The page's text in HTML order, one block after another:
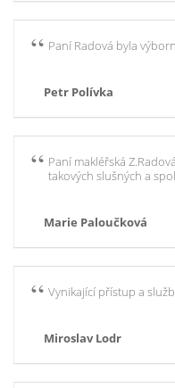
Paní Radová byla
Petr Polívka
Paní makléřská
takových slušných a
Marie Paloučková
Vynikající přístup a
Miroslav Lodr